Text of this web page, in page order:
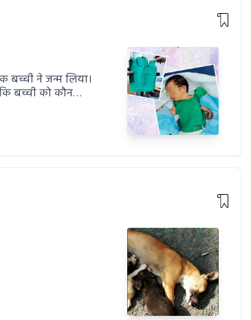
बच्ची ने जन्म लिया।
बच्ची को कौन